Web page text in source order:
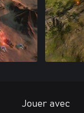
Jouer avec